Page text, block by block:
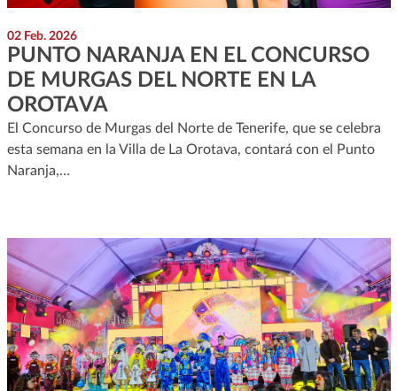
02 Feb. 2026
PUNTO NARANJA EN EL CONCURSO
DE MURGAS DEL NORTE EN LA
OROTAVA
El Concurso de Murgas del Norte de Tenerife, que se celebra
esta semana en la Villa de La Orotava, contará con el Punto
Naranja,…